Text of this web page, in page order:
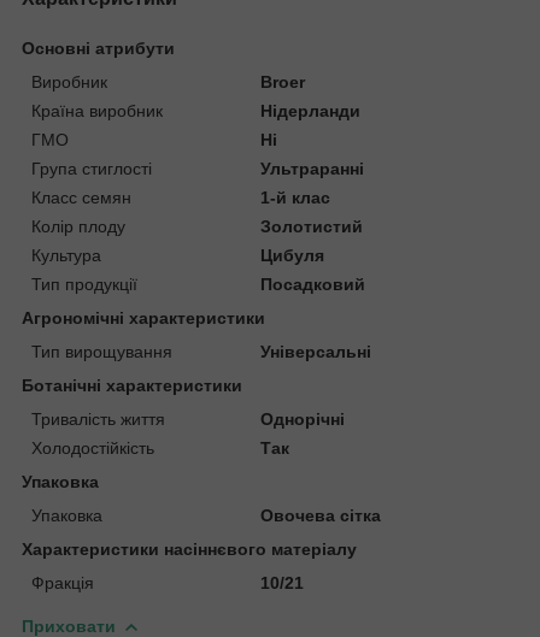
Основні атрибути
Виробник
Broer
Країна виробник
Нідерланди
ГМО
Ні
Група стиглості
Ультраранні
Класс семян
1-й клас
Колір плоду
Золотистий
Культура
Цибуля
Тип продукції
Посадковий
Агрономічні характеристики
Тип вирощування
Універсальні
Ботанічні характеристики
Тривалість життя
Однорічні
Холодостійкість
Так
Упаковка
Упаковка
Овочева сітка
Характеристики насіннєвого матеріалу
Фракція
10/21
Приховати